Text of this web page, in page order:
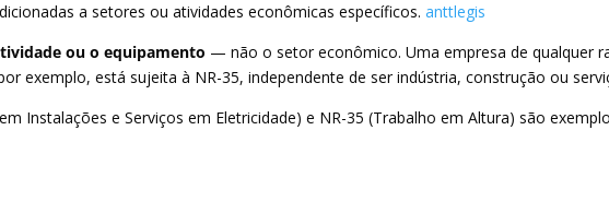
a setores ou atividades econômicas específicos. anttlegis
ou o equipamento — não o setor econômico. Uma empresa de qualquer
exemplo, está sujeita à NR-35, independente de ser indústria, construção ou
Instalações e Serviços em Eletricidade) e NR-35 (Trabalho em Altura) são